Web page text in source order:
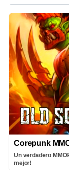
Corepunk
Un verdadero
mejor!